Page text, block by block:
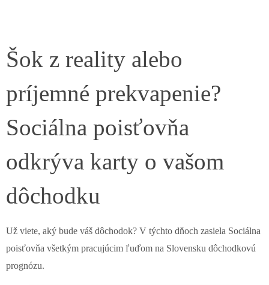
Šok z reality alebo
príjemné prekvapenie?
Sociálna poisťovňa
odkrýva karty o vašom
dôchodku
Už viete, aký bude váš dôchodok? V týchto dňoch zasiela Sociálna
poisťovňa všetkým pracujúcim ľuďom na Slovensku dôchodkovú
prognózu.